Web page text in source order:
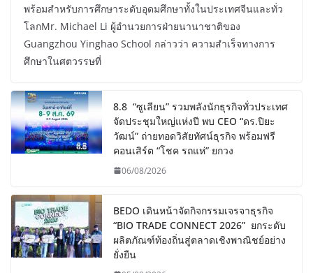
พร้อมสำหรับการศึกษาระดับอุดมศึกษาทั้งในประเทศจีนและทั่ว
โลกMr. Michael Li ผู้อำนวยการฝ่ายนานาชาติของ
Guangzhou Yinghao School กล่าวว่า ความสำเร็จทางการ
ศึกษาในศตวรรษที่
8.8 “ซูเลียน” รวมพลังนักธุรกิจทั่วประเทศ
จัดประชุมใหญ่แห่งปี พบ CEO “ดร.ปิยะ
วัฒน์” ถ่ายทอดวิสัยทัศน์ธุรกิจ พร้อมฟรี
คอนเสิร์ต “โชค รถแห่” ยกวง
06/08/2026
BEDO เดินหน้าจัดกิจกรรมเจรจาธุรกิจ
“BIO TRADE CONNECT 2026” ยกระดับ
ผลิตภัณฑ์ท้องถิ่นสู่ตลาดเชิงพาณิชย์อย่าง
ยั่งยืน